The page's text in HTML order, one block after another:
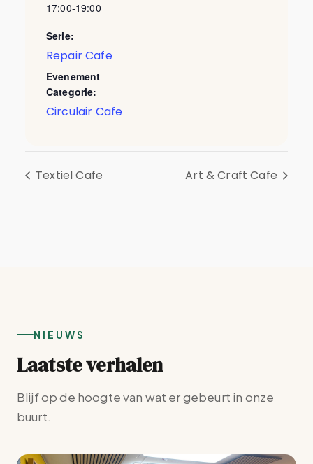
17:00-19:00
Serie:
Repair Cafe
Evenement
Categorie:
Circulair Cafe
Textiel Cafe Art & Craft Cafe
NIEUWS
Laatste verhalen
Blijf op de hoogte van wat er gebeurt in onze
buurt.